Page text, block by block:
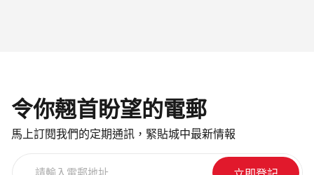
令你翹首盼望的電郵
馬上訂閱我們的定期通訊，緊貼城中最新情報